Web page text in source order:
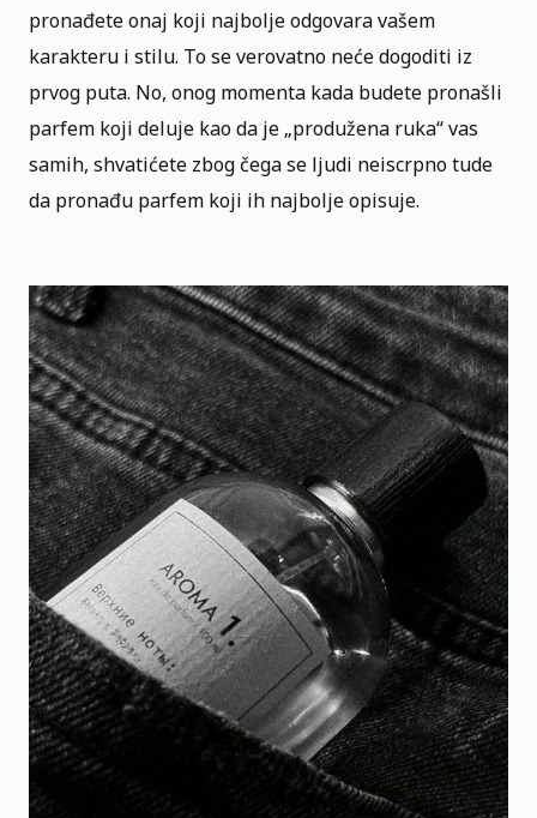
pronađete onaj koji najbolje odgovara vašem
karakteru i stilu. To se verovatno neće dogoditi iz
prvog puta. No, onog momenta kada budete pronašli
parfem koji deluje kao da je „produžena ruka“ vas
samih, shvatićete zbog čega se ljudi neiscrpno tude
da pronađu parfem koji ih najbolje opisuje.